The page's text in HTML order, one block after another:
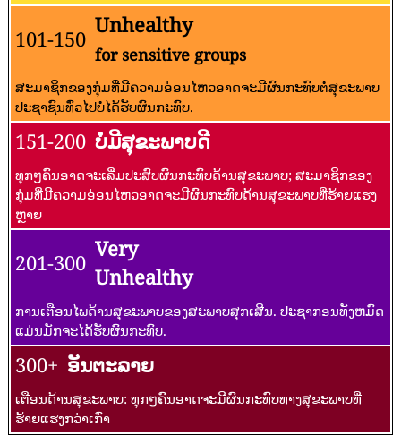
101-150
Unhealthy
for sensitive groups
ສະມາຊິກຂອງກຸ່ມທີ່ມີຄວາມອ່ອນໄຫວອາດຈະມີຜົນກະທົບຕໍ່ສຸຂະພາບ
ປະຊາຊົນທົ່ວໄປບໍ່ໄດ້ຮັບຜົນກະທົບ.
151-200 ບໍ່ມີສຸຂະພາບດີ
ທຸກໆຄົນອາດຈະເລີ່ມປະສົບຜົນກະທົບດ້ານສຸຂະພາບ; ສະມາຊິກຂອງ
ກຸ່ມທີ່ມີຄວາມອ່ອນໄຫວອາດຈະມີຜົນກະທົບດ້ານສຸຂະພາບທີ່ຮ້າຍແຮງ
ຫຼາຍ
201-300
Very
Unhealthy
ການເຕືອນໄພດ້ານສຸຂະພາບຂອງສະພາບສຸກເສີນ. ປະຊາກອນທັງຫມົດ
ແມ່ນມັກຈະໄດ້ຮັບຜົນກະທົບ.
300+ ອັນຕະລາຍ
ເຕືອນດ້ານສຸຂະພາບ: ທຸກໆຄົນອາດຈະມີຜົນກະທົບທາງສຸຂະພາບທີ່
ຮ້າຍແຮງກວ່າເກົ່າ